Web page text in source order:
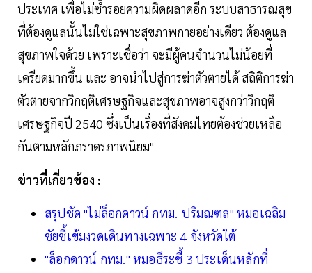
ประเทศ เพื่อไม่ซ้ำรอยความผิดผลาดอีก ระบบสาธารณสุข
ที่ต้องดูแลนั้นไม่ใช่เฉพาะสุขภาพกายอย่างเดียว ต้องดูแล
สุขภาพใจด้วย เพราะเชื่อว่า จะมีผู้คนจำนวนไม่น้อยที่
เครียดมากขึ้น และ อาจนำไปสู่การฆ่าตัวตายได้ สถิติการฆ่า
ตัวตายจากวิกฤติเศรษฐกิจและสุขภาพอาจสูงกว่าวิกฤติ
เศรษฐกิจปี 2540 ซึ่งเป็นเรื่องที่สังคมไทยต้องช่วยเหลือ
กันตามหลักภราดรภาพนิยม"
ข่าวที่เกี่ยวข้อง :
สรุปชัด "ไม่ล็อกดาวน์ กทม.-ปริมณฑล" หมอเฉลิม
ชัยชี้เข้มงวดเดินทางเฉพาะ 4 จังหวัดใต้
"ล็อกดาวน์ กทม." หมอธีระชี้ 3 ประเด็นหลักที่